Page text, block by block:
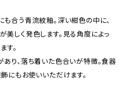
合う青流紋釉。深い紺色の中に、
しく発色します。見る角度によっ
す。
り、落ち着いた色合いが特徴。食器
にもお使いいただけます。